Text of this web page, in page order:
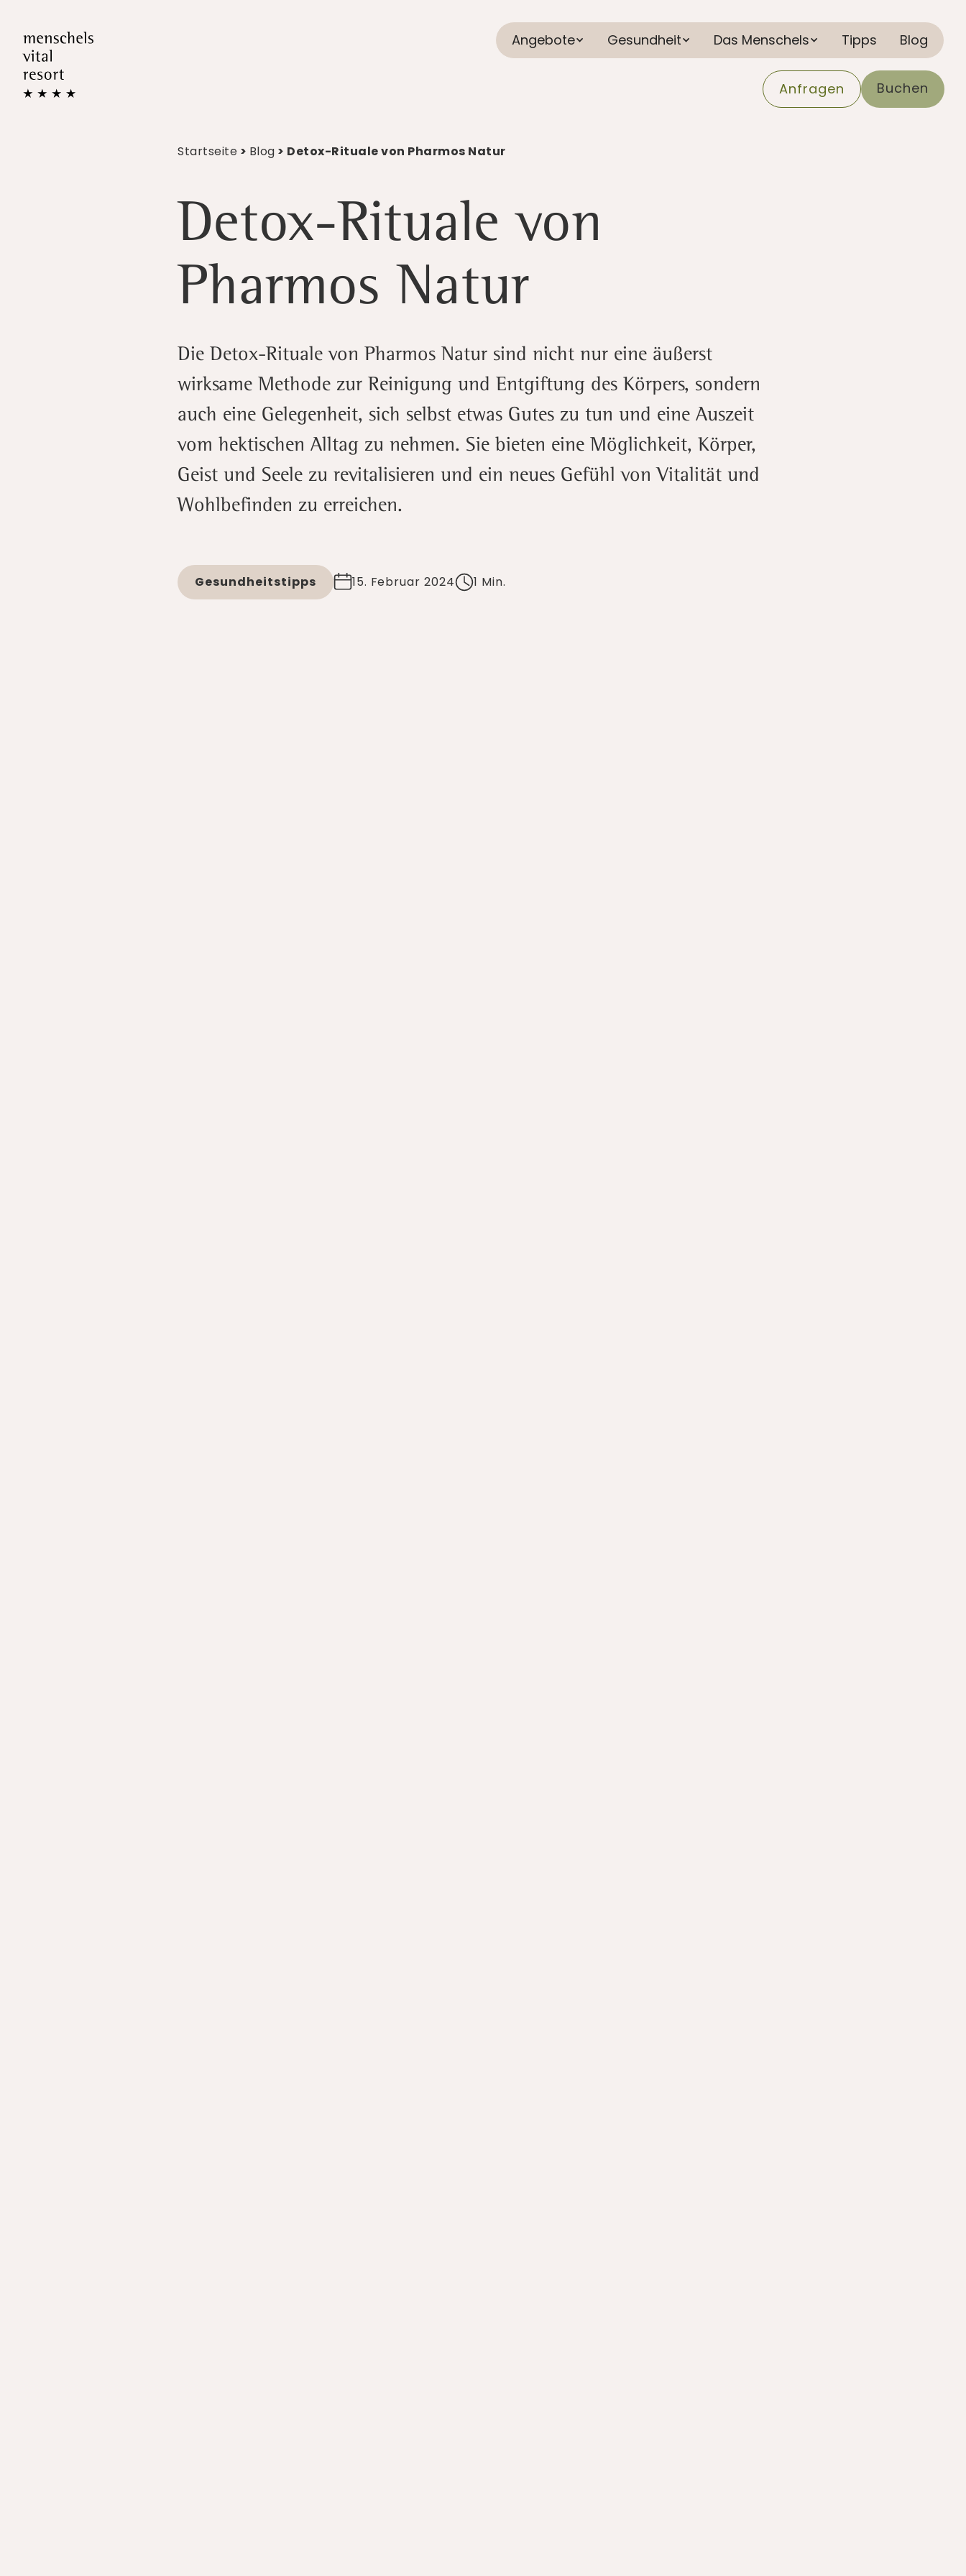
Angebote Gesundheit Das Menschels Tipps Blog
Anfragen Buchen
Startseite > Blog > Detox-Rituale von Pharmos Natur
Detox-Rituale von
Pharmos Natur
Die Detox-Rituale von Pharmos Natur sind nicht nur eine äußerst
wirksame Methode zur Reinigung und Entgiftung des Körpers, sondern
auch eine Gelegenheit, sich selbst etwas Gutes zu tun und eine Auszeit
vom hektischen Alltag zu nehmen. Sie bieten eine Möglichkeit, Körper,
Geist und Seele zu revitalisieren und ein neues Gefühl von Vitalität und
Wohlbefinden zu erreichen.
Gesundheitstipps 15. Februar 2024 1 Min.